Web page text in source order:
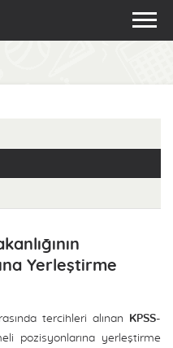
Yerleştirme
tercihleri alınan KPSS-
pozisyonlarına yerleştirme